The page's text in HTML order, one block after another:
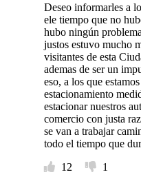
Deseo informarles a
ele tiempo que no
hubo ningún
justos estuvo mucho
visitantes de esta
ademas de ser un
eso, a los que
estacionamiento
estacionar nuestros
comercio con justa
se van a trabajar
todo el tiempo que
12
1